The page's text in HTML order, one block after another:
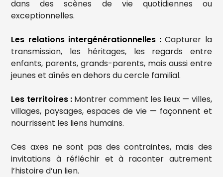
dans des scènes de vie quotidiennes ou
exceptionnelles.
Les relations intergénérationnelles : Capturer la
transmission, les héritages, les regards entre
enfants, parents, grands-parents, mais aussi entre
jeunes et aînés en dehors du cercle familial.
Les territoires :Montrer comment les lieux — villes,
villages, paysages, espaces de vie — façonnent et
nourrissent les liens humains.
Ces axes ne sont pas des contraintes, mais des
invitations à réfléchir et à raconter autrement
l’histoire d’un lien.